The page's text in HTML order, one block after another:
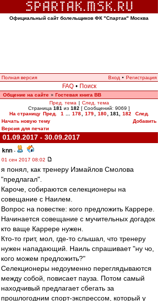
Официальный сайт болельщиков ФК "Спартак" Москва
Полная версия Вход • Регистрация
FAQ • Поиск
Общение на сайте » Гостевая книга ВВ
Пред. тема | След. тема
Страница 181 из 182 [ Сообщений: 9069 ]
На страницу Пред. 1 178 179 180 181 182
След.
Начать новую тему
Добавить
Версия для печати
01.09.2017 - 30.09.2017
knn -
01 сен 2017 08:02
я понял, как тренеру Измайлов Смолова
"предлагал".
Кароче, собираются селекционеры на
совещание с Наилем.
Вопрос на повестке: кого предложить Каррере.
Начинается совещание с мучительных догадок
кто ваще Каррере нужен.
Кто-то грит, мол, где-то слышал, что тренеру
нужен нападающий. Наиль спрашивает "ну чо,
кого можем предложить?"
Селекционеры недоуменно переглядываются
между собой, повисает пауза. Потом самый
находчивый предлагает сбегать за
прошлогодним спорт-экспрессом, который у